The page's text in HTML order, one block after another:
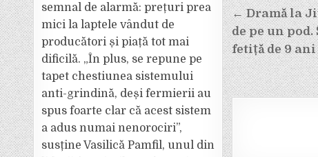
Navigare
în
articole
← Dramă la
de pe un
fetiță de 9 ani
semnal de alarmă: prețuri prea
mici la laptele vândut de
producători și piață tot mai
dificilă. „În plus, se repune pe
tapet chestiunea sistemului
anti-grindină, deși fermierii au
spus foarte clar că acest sistem
a adus numai nenorociri”,
susține Vasilică Pamfil, unul din